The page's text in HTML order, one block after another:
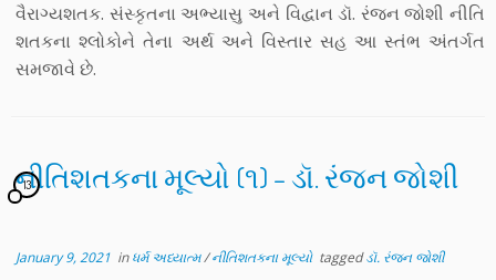
વૈરાગ્યશતક. સંસ્કૃતના અભ્યાસુ અને વિદ્વાન ડૉ. રંજન જોશી નીતિ
શતકના શ્લોકોને તેના અર્થ અને વિસ્તાર સહ આ સ્તંભ અંતર્ગત
સમજાવે છે.
નીતિશતકના મૂલ્યો (૧) – ડૉ. રંજન જોશી
13
January 9, 2021 inધર્મ અધ્યાત્મ/નીતિશતકના મૂલ્યો taggedડૉ. રંજન જોશી